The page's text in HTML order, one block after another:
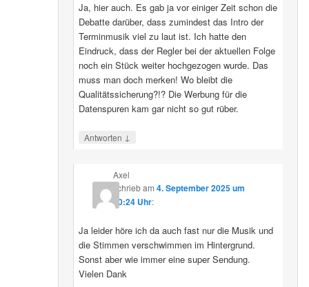
Ja, hier auch. Es gab ja vor einiger Zeit schon die
Debatte darüber, dass zumindest das Intro der
Terminmusik viel zu laut ist. Ich hatte den
Eindruck, dass der Regler bei der aktuellen Folge
noch ein Stück weiter hochgezogen wurde. Das
muss man doch merken! Wo bleibt die
Qualitätssicherung?!? Die Werbung für die
Datenspuren kam gar nicht so gut rüber.
Antworten ↓
Axel
schriebam 4. September 2025 um
10:24 Uhr:
Ja leider höre ich da auch fast nur die Musik und
die Stimmen verschwimmen im Hintergrund.
Sonst aber wie immer eine super Sendung.
Vielen Dank